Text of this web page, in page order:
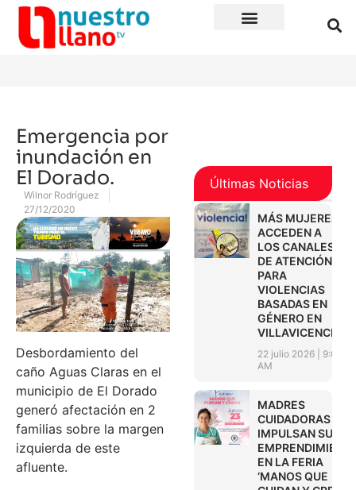
Emergencia por
inundación en
El Dorado.
Wilnor Rodríguez
27/12/2020
Desbordamiento del
caño Aguas Claras en el
municipio de El Dorado
generó afectación en 2
familias sobre la margen
izquierda de este
afluente.
Últimas Noticias
MÁS MUJERES
ACCEDEN A
LOS CANALES
DE ATENCIÓN
PARA
VIOLENCIAS
BASADAS EN
GÉNERO EN
VILLAVICENCIO
22 julio 2026
9:01
AM
MADRES
CUIDADORAS
IMPULSAN SUS
EN LA FERIA
‘MANOS QUE